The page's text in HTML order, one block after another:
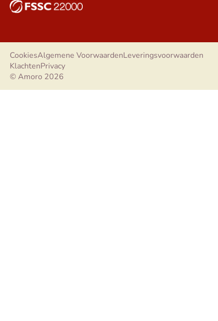
© Amoro 2026
CookiesAlgemene VoorwaardenLeveringsvoorwaarden
KlachtenPrivacy